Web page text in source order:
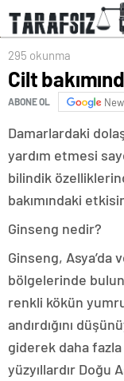
295 okunma
Cilt
ABONE OL
Damarlardaki
yardım etmesi
bilindik
bakımındaki
Ginseng nedir?
Ginseng, Asya’da
bölgelerinde
renkli kökün
andırdığını
giderek daha
yüzyıllardır Doğu